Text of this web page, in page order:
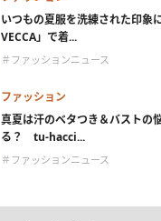
いつもの夏服を洗練された印象
VECCA」で着...
＃ファッションニュース
ファッション
真夏は汗のベタつき＆バストの
る？ tu-hacci...
＃ファッションニュース